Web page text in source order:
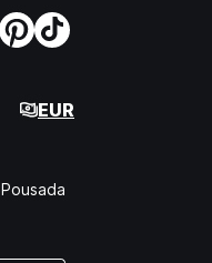
EUR
Pousada